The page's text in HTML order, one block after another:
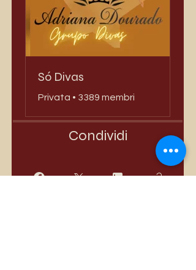
Só Divas
Privata • 3389 membri
Condividi